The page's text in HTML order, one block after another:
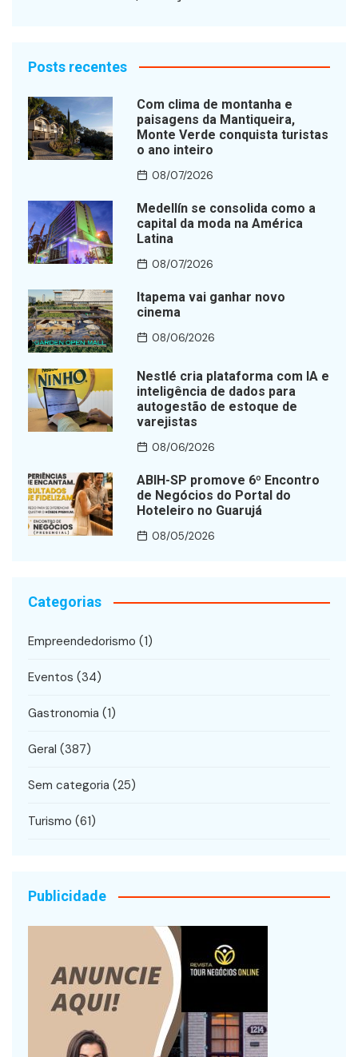
Posts recentes
Com clima de montanha e
paisagens da Mantiqueira,
Monte Verde conquista turistas
o ano inteiro
08/07/2026
Medellín se consolida como a
capital da moda na América
Latina
08/07/2026
Itapema vai ganhar novo
cinema
08/06/2026
Nestlé cria plataforma com IA e
inteligência de dados para
autogestão de estoque de
varejistas
08/06/2026
ABIH-SP promove 6º Encontro
de Negócios do Portal do
Hoteleiro no Guarujá
08/05/2026
Categorias
Empreendedorismo (1)
Eventos (34)
Gastronomia (1)
Geral (387)
Sem categoria (25)
Turismo (61)
Publicidade